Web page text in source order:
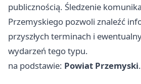
publicznością. Śledzenie
Przemyskiego pozwoli znaleźć
przyszłych terminach i
wydarzeń tego typu.
na podstawie: Powiat Przemyski.